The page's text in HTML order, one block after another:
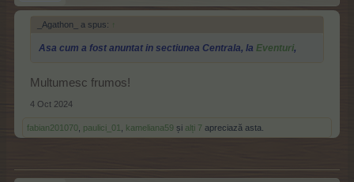
_Agathon_ a spus: ↑
Asa cum a fost anuntat in sectiunea Centrala, la Eventuri,
Multumesc frumos!
4 Oct 2024
fabian201070 paulici_01 kameliana59 și alți 7 apreciază asta.